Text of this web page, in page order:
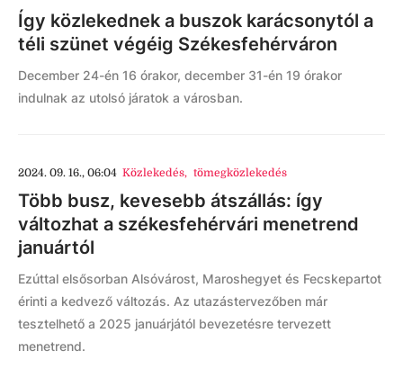
Így közlekednek a buszok karácsonytól a
téli szünet végéig Székesfehérváron
December 24-én 16 órakor, december 31-én 19 órakor
indulnak az utolsó járatok a városban.
2024. 09. 16., 06:04 Közlekedés, tömegközlekedés
Több busz, kevesebb átszállás: így
változhat a székesfehérvári menetrend
januártól
Ezúttal elsősorban Alsóvárost, Maroshegyet és Fecskepartot
érinti a kedvező változás. Az utazástervezőben már
tesztelhető a 2025 januárjától bevezetésre tervezett
menetrend.